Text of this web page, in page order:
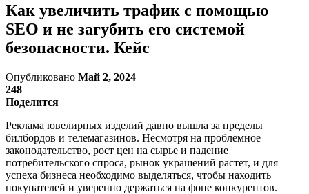
Как увеличить трафик с помощью
SEO и не загубить его системой
безопасности. Кейс
Опубликовано Май 2, 2024
248
Поделится
Реклама ювелирных изделий давно вышла за пределы
билбордов и телемагазинов. Несмотря на проблемное
законодательство, рост цен на сырье и падение
потребительского спроса, рынок украшений растет, и для
успеха бизнеса необходимо выделяться, чтобы находить
покупателей и уверенно держаться на фоне конкурентов.